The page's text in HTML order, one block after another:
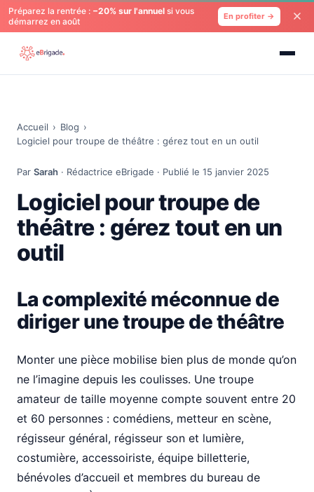
Préparez la rentrée : −20% sur l'annuel si vous
démarrez en août
En profiter →
Accueil › Blog ›
Logiciel pour troupe de théâtre : gérez tout en un outil
Par Sarah · Rédactrice eBrigade · Publié le 15 janvier 2025
Logiciel pour troupe de
théâtre : gérez tout en un
outil
La complexité méconnue de
diriger une troupe de théâtre
Monter une pièce mobilise bien plus de monde qu’on
ne l’imagine depuis les coulisses. Une troupe
amateur de taille moyenne compte souvent entre 20
et 60 personnes : comédiens, metteur en scène,
régisseur général, régisseur son et lumière,
costumière, accessoiriste, équipe billetterie,
bénévoles d’accueil et membres du bureau de